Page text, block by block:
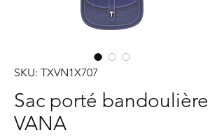
SKU: TXVN1X707
Sac porté bandoulière
VANA